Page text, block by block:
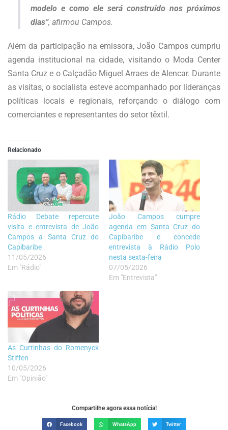
modelo e como ele será construído nos próximos
dias”, afirmou Campos.
Além da participação na emissora, João Campos cumpriu
agenda institucional na cidade, visitando o Moda Center
Santa Cruz e o Calçadão Miguel Arraes de Alencar. Durante
as visitas, o socialista esteve acompanhado por lideranças
políticas locais e regionais, reforçando o diálogo com
comerciantes e representantes do setor têxtil.
Relacionado
Rádio Debate repercute
visita e entrevista de João
Campos a Santa Cruz do
Capibaribe
11/05/2026
Em "Rádio"
João Campos cumpre
agenda em Santa Cruz do
Capibaribe e concede
entrevista à Rádio Polo
nesta sexta-feira
07/05/2026
Em "Entrevista"
As Curtinhas do Romenyck
Stiffen
10/05/2026
Em "Opinião"
Compartilhe agora essa notícia!
Facebook WhatsApp Twitter